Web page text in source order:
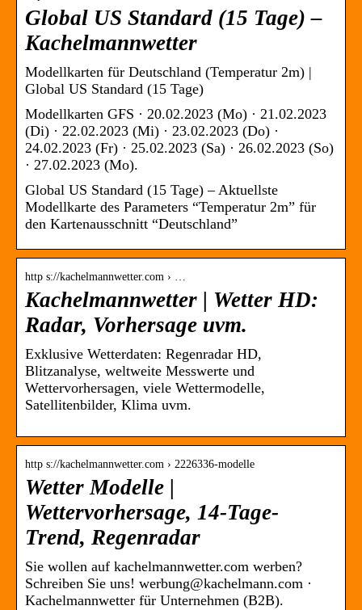
Global US Standard (15 Tage) –
Kachelmannwetter
Modellkarten für Deutschland (Temperatur 2m) |
Global US Standard (15 Tage)
Modellkarten GFS · 20.02.2023 (Mo) · 21.02.2023
(Di) · 22.02.2023 (Mi) · 23.02.2023 (Do) ·
24.02.2023 (Fr) · 25.02.2023 (Sa) · 26.02.2023 (So)
· 27.02.2023 (Mo).
Global US Standard (15 Tage) – Aktuellste
Modellkarte des Parameters “Temperatur 2m” für
den Kartenausschnitt “Deutschland”
http s://kachelmannwetter.com › …
Kachelmannwetter | Wetter HD:
Radar, Vorhersage uvm.
Exklusive Wetterdaten: Regenradar HD,
Blitzanalyse, weltweite Messwerte und
Wettervorhersagen, viele Wettermodelle,
Satellitenbilder, Klima uvm.
http s://kachelmannwetter.com › 2226336-modelle
Wetter Modelle |
Wettervorhersage, 14-Tage-
Trend, Regenradar
Sie wollen auf kachelmannwetter.com werben?
Schreiben Sie uns! werbung@kachelmann.com ·
Kachelmannwetter für Unternehmen (B2B).